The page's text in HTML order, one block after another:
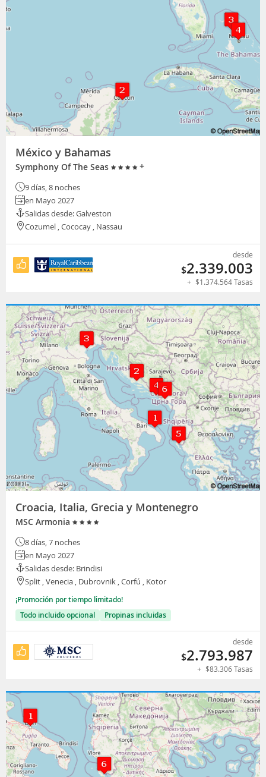
México y Bahamas
Symphony Of The Seas +
9 días, 8 noches
en Mayo 2027
Salidas desde: Galveston
Cozumel , Cococay , Nassau
desde
$2.339.003
+ $1.374.564Tasas
Croacia, Italia, Grecia y Montenegro
MSC Armonia
8 días, 7 noches
en Mayo 2027
Salidas desde: Brindisi
Split , Venecia , Dubrovnik , Corfú , Kotor
¡Promoción por tiempo limitado!
Todo incluido opcional
Propinas incluidas
desde
$2.793.987
+ $83.306Tasas